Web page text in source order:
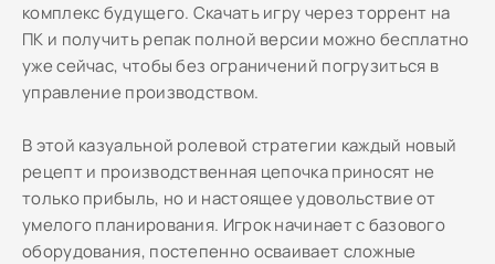
комплекс будущего. Скачать игру через торрент на
ПК и получить репак полной версии можно бесплатно
уже сейчас, чтобы без ограничений погрузиться в
управление производством.
В этой казуальной ролевой стратегии каждый новый
рецепт и производственная цепочка приносят не
только прибыль, но и настоящее удовольствие от
умелого планирования. Игрок начинает с базового
оборудования, постепенно осваивает сложные